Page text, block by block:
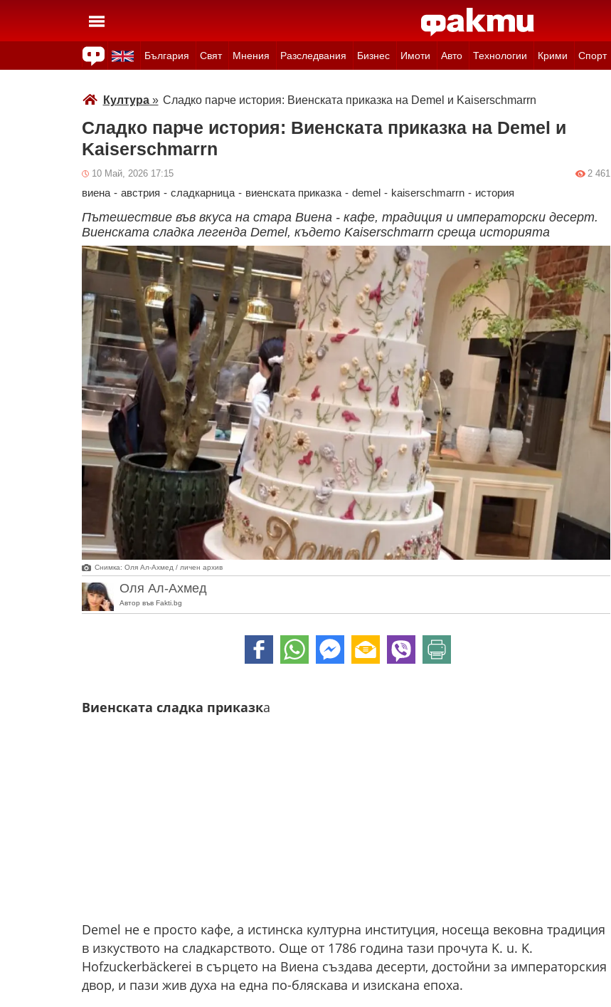
България Свят Мнения Разследвания Бизнес Имоти Авто Технологии Крими Спорт
Култура» Сладко парче история: Виенската приказка на Demel и Kaiserschmarrn
Сладко парче история: Виенската приказка на Demel и
Kaiserschmarrn
10 Май, 2026 17:15 2 461
виена - австрия - сладкарница - виенската приказка - demel - kaiserschmarrn - история
Пътешествие във вкуса на стара Виена - кафе, традиция и императорски десерт.
Виенската сладка легенда Demel, където Kaiserschmarrn среща историята
Снимка: Оля Ал-Ахмед / личен архив
Оля Ал-Ахмед
Автор във Fakti.bg
Виенската сладка приказка
Demel не е просто кафе, а истинска културна институция, носеща вековна традиция
в изкуството на сладкарството. Още от 1786 година тази прочута K. u. K.
Hofzuckerbäckerei в сърцето на Виена създава десерти, достойни за императорския
двор, и пази жив духа на една по-бляскава и изискана епоха.